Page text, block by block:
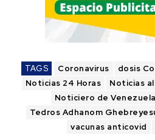
TAGS Coronavirus dosis
Noticias 24 Horas
Noticias al
Noticiero de Venezuela
Tedros Adhanom
vacunas anticovid